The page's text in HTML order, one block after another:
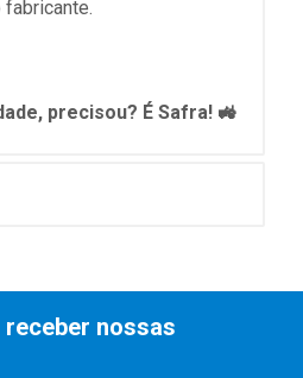
precisou? É Safra! 🚜
nossas